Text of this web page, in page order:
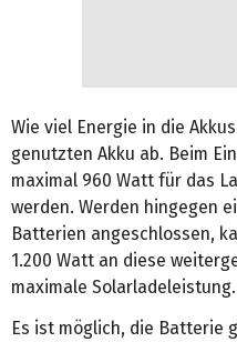
Wie viel Energie in die
genutzten Akku ab. Beim
maximal 960 Watt für das
werden. Werden hingegen
Batterien angeschlossen,
1.200 Watt an diese
maximale Solarladeleistung.
Es ist möglich, die Batterie